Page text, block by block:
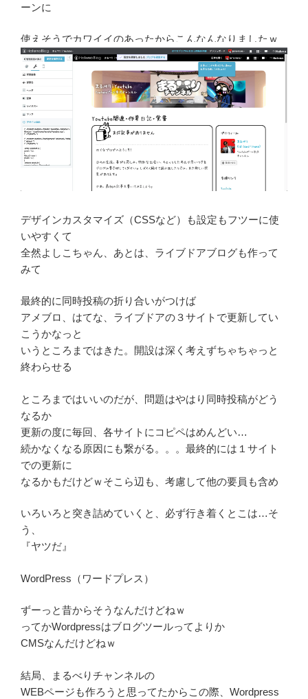
ーンに
使えそうでカワイイのあったからこんなんなりましたｗ
デザインカスタマイズ（CSSなど）も設定もフツーに使
いやすくて
全然よしこちゃん、あとは、ライブドアブログも作って
みて
最終的に同時投稿の折り合いがつけば
アメブロ、はてな、ライブドアの３サイトで更新してい
こうかなっと
いうところまではきた。開設は深く考えずちゃちゃっと
終わらせる
ところまではいいのだが、問題はやはり同時投稿がどう
なるか
更新の度に毎回、各サイトにコピペはめんどい…
続かなくなる原因にも繋がる。。。最終的には１サイト
での更新に
なるかもだけどｗそこら辺も、考慮して他の要員も含め
いろいろと突き詰めていくと、必ず行き着くとこは…そ
う、
『ヤツだ』
WordPress（ワードプレス）
ずーっと昔からそうなんだけどねｗ
ってかWordpressはブログツールってよりか
CMSなんだけどねｗ
結局、まるべりチャンネルの
WEBページも作ろうと思ってたからこの際、Wordpress